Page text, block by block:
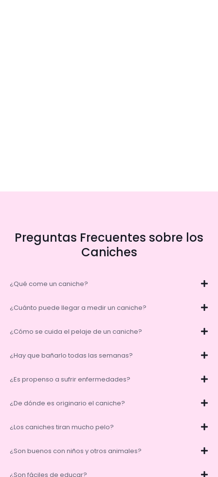
Preguntas Frecuentes sobre los
Caniches
¿Qué come un caniche?
¿Cuánto puede llegar a medir un caniche?
¿Cómo se cuida el pelaje de un caniche?
¿Hay que bañarlo todas las semanas?
¿Es propenso a sufrir enfermedades?
¿De dónde es originario el caniche?
¿Los caniches tiran mucho pelo?
¿Son buenos con niños y otros animales?
¿Son fáciles de educar?